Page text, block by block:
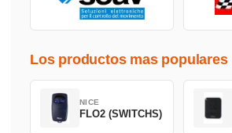
Los productos mas populares
NICE
FLO2 (SWITCHS)